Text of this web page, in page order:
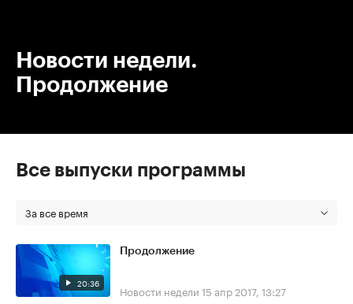
Новости недели.
Продолжение
Все выпуски программы
За все время
20:36
Продолжение
Новости недели 15 апр 2017, 13:27